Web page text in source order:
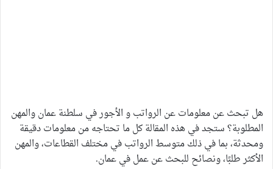
هل تبحث عن معلومات عن الرواتب و الأجور في سلطنة عمان والمهن
المطلوبة؟ ستجد في هذه المقالة كل ما تحتاجه من معلومات دقيقة
ومحدثة، بما في ذلك متوسط الرواتب في مختلف القطاعات، والمهن
الأكثر طلبًا، ونصائح للبحث عن عمل في عمان.